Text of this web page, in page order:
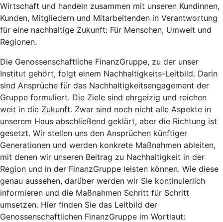
Wirtschaft und handeln zusammen mit unseren Kundinnen,
Kunden, Mitgliedern und Mitarbeitenden in Verantwortung
für eine nachhaltige Zukunft: Für Menschen, Umwelt und
Regionen.
Die Genossenschaftliche FinanzGruppe, zu der unser
Institut gehört, folgt einem Nachhaltigkeits-Leitbild. Darin
sind Ansprüche für das Nachhaltigkeitsengagement der
Gruppe formuliert. Die Ziele sind ehrgeizig und reichen
weit in die Zukunft. Zwar sind noch nicht alle Aspekte in
unserem Haus abschließend geklärt, aber die Richtung ist
gesetzt. Wir stellen uns den Ansprüchen künftiger
Generationen und werden konkrete Maßnahmen ableiten,
mit denen wir unseren Beitrag zu Nachhaltigkeit in der
Region und in der FinanzGruppe leisten können. Wie diese
genau aussehen, darüber werden wir Sie kontinuierlich
informieren und die Maßnahmen Schritt für Schritt
umsetzen. Hier finden Sie das Leitbild der
Genossenschaftlichen FinanzGruppe im Wortlaut: